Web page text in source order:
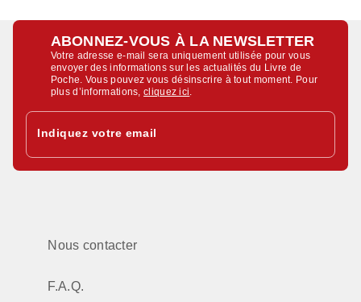
ABONNEZ-VOUS À LA NEWSLETTER
Votre adresse e-mail sera uniquement utilisée pour vous
envoyer des informations sur les actualités du Livre de
Poche. Vous pouvez vous désinscrire à tout moment. Pour
plus d’informations,cliquez ici.
Indiquez votre email
Nous contacter
F.A.Q.